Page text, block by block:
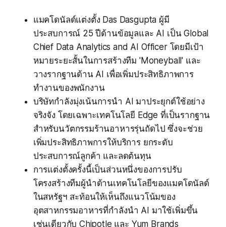
แมคโดนัลด์แต่งตั้ง Das Dasgupta ผู้มี
ประสบการณ์ 25 ปีด้านข้อมูลและ AI เป็น Global
Chief Data Analytics and AI Officer โดยมีเป้า
หมายระยะสั้นในการสร้างทีม 'Moneyball' และ
วางรากฐานด้าน AI เพื่อเพิ่มประสิทธิภาพการ
ทำงานของพนักงาน
บริษัทกำลังมุ่งเน้นการนำ AI มาประยุกต์ใช้อย่าง
จริงจัง โดยเฉพาะเทคโนโลยี Edge ที่เป็นรากฐาน
สำหรับนวัตกรรมร้านอาหารรุ่นถัดไป ซึ่งจะช่วย
เพิ่มประสิทธิภาพการให้บริการ ยกระดับ
ประสบการณ์ลูกค้า และลดต้นทุน
การแต่งตั้งครั้งนี้เป็นส่วนหนึ่งของการปรับ
โครงสร้างทีมผู้นำด้านเทคโนโลยีของแมคโดนัลด์
ในสหรัฐฯ สะท้อนให้เห็นถึงแนวโน้มของ
อุตสาหกรรมอาหารที่กำลังนำ AI มาใช้เพิ่มขึ้น
เช่นเดียวกับ Chipotle และ Yum Brands